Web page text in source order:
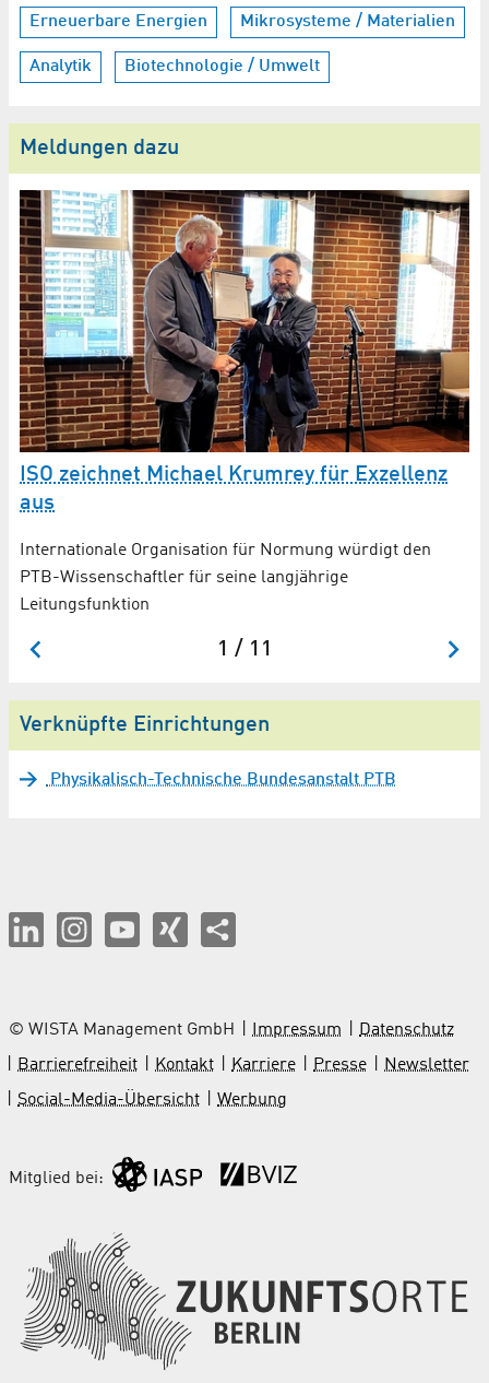
Erneuerbare Energien Mikrosysteme / Materialien
Analytik Biotechnologie / Umwelt
Meldungen dazu
ISO zeichnet Michael Krumrey für Exzellenz
aus
Internationale Organisation für Normung würdigt den
PTB-Wissenschaftler für seine langjährige
Leitungsfunktion
1 / 11
Verknüpfte Einrichtungen
Physikalisch-Technische Bundesanstalt PTB
© WISTA Management GmbH Impressum
Datenschutz
Barrierefreiheit
Kontakt Karriere Presse
Newsletter
Social-Media-Übersicht
Werbung
Mitglied bei: